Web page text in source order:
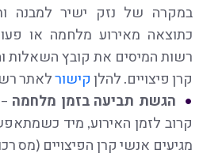
במקרה של נזק ישיר למבנה
כתוצאה מאירוע מלחמה או
רשות המיסים את קובץ השאלות
קרן פיצויים. להלן קישורלאתר
הגשת תביעה בזמן מלחמה
קרוב לזמן האירוע, מיד
מגיעים אנשי קרן הפיצויים (מס